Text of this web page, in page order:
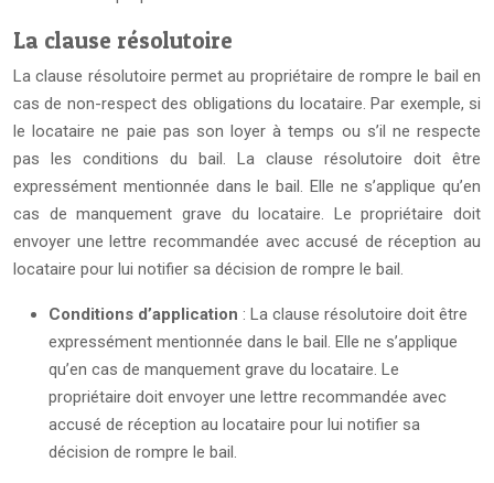
La clause résolutoire
La clause résolutoire permet au propriétaire de rompre le bail en
cas de non-respect des obligations du locataire. Par exemple, si
le locataire ne paie pas son loyer à temps ou s’il ne respecte
pas les conditions du bail. La clause résolutoire doit être
expressément mentionnée dans le bail. Elle ne s’applique qu’en
cas de manquement grave du locataire. Le propriétaire doit
envoyer une lettre recommandée avec accusé de réception au
locataire pour lui notifier sa décision de rompre le bail.
Conditions d’application : La clause résolutoire doit être
expressément mentionnée dans le bail. Elle ne s’applique
qu’en cas de manquement grave du locataire. Le
propriétaire doit envoyer une lettre recommandée avec
accusé de réception au locataire pour lui notifier sa
décision de rompre le bail.